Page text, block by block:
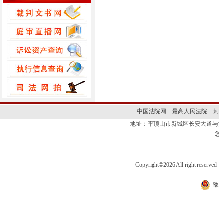
中国法院网 最高人民法院
地址：平顶山市新城区长安大
Copyright©2026 All right